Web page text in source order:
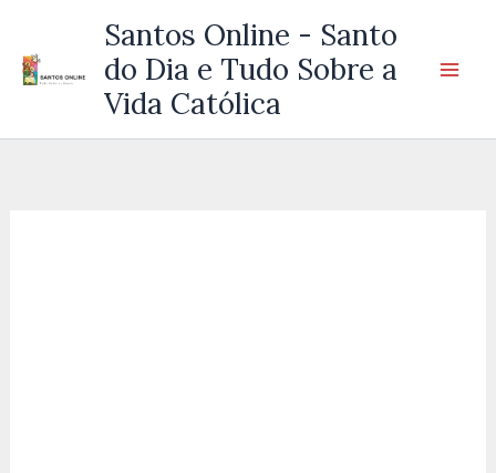
Santos Online - Santo
do Dia e Tudo Sobre a
Vida Católica